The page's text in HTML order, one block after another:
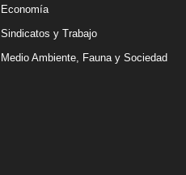
Economía
Sindicatos y Trabajo
Medio Ambiente, Fauna y Sociedad